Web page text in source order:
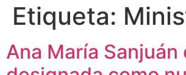
Etiqueta:
Ana María Sanjuán